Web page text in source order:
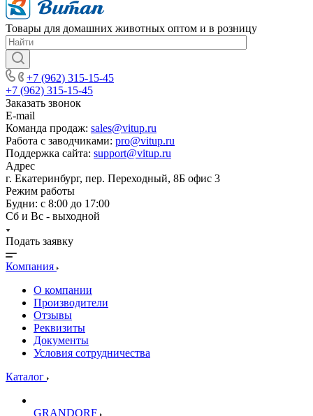
Товары для домашних животных оптом и в розницу
+7 (962) 315-15-45
+7 (962) 315-15-45
Заказать звонок
E-mail
Команда продаж: sales@vitup.ru
Работа с заводчиками: pro@vitup.ru
Поддержка сайта: support@vitup.ru
Адрес
г. Екатеринбург, пер. Переходный, 8Б офис 3
Режим работы
Будни: с 8:00 до 17:00
Сб и Вс - выходной
Подать заявку
Компания
О компании
Производители
Отзывы
Реквизиты
Документы
Условия сотрудничества
Каталог
GRANDORF